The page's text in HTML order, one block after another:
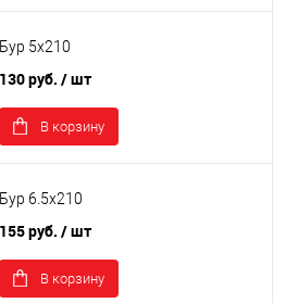
Бур 5х210
130 руб. / шт
В корзину
Бур 6.5х210
155 руб. / шт
В корзину